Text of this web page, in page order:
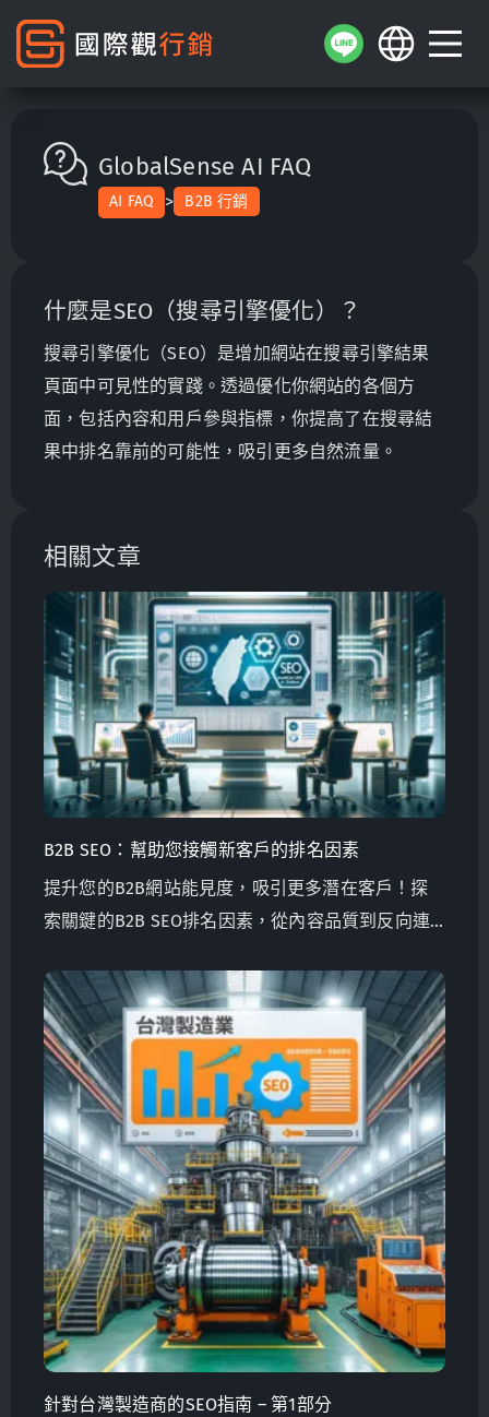
GlobalSense AI FAQ
AI FAQ > B2B 行銷
什麼是SEO（搜尋引擎優化）？
搜尋引擎優化（SEO）是增加網站在搜尋引擎結果
頁面中可見性的實踐。透過優化你網站的各個方
面，包括內容和用戶參與指標，你提高了在搜尋結
果中排名靠前的可能性，吸引更多自然流量。
相關文章
B2B SEO：幫助您接觸新客戶的排名因素
提升您的B2B網站能見度，吸引更多潛在客戶！探
索關鍵的B2B SEO排名因素，從內容品質到反向連
針對台灣製造商的SEO指南 – 第1部分